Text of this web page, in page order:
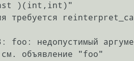
)(int,int)"
недопустимый